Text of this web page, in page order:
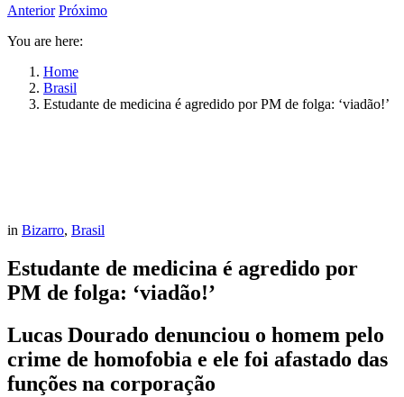
Anterior Próximo
You are here:
Home
Brasil
Estudante de medicina é agredido por PM de folga: ‘viadão!’
in Bizarro, Brasil
Estudante de medicina é agredido por
PM de folga: ‘viadão!’
Lucas Dourado denunciou o homem pelo
crime de homofobia e ele foi afastado das
funções na corporação